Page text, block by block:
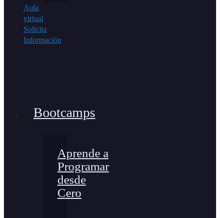
Aula
virtual
Solicita
Información
Bootcamps
Aprende a
Programar
desde
Cero